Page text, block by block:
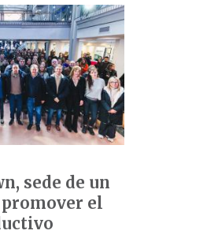
sede de un
el